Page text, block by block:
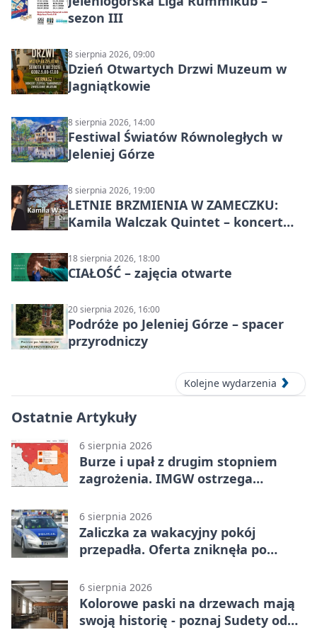
sezon III
8 sierpnia 2026, 09:00
Dzień Otwartych Drzwi Muzeum w
Jagniątkowie
8 sierpnia 2026, 14:00
Festiwal Światów Równoległych w
Jeleniej Górze
8 sierpnia 2026, 19:00
LETNIE BRZMIENIA W ZAMECZKU:
Kamila Walczak Quintet – koncert
18 sierpnia 2026, 18:00
CIAŁOŚĆ – zajęcia otwarte
20 sierpnia 2026, 16:00
Podróże po Jeleniej Górze – spacer
przyrodniczy
Kolejne wydarzenia
Ostatnie Artykuły
6 sierpnia 2026
Burze i upał z drugim stopniem
zagrożenia. IMGW ostrzega
6 sierpnia 2026
Zaliczka za wakacyjny pokój
przepadła. Oferta zniknęła po
6 sierpnia 2026
Kolorowe paski na drzewach mają
swoją historię - poznaj Sudety od